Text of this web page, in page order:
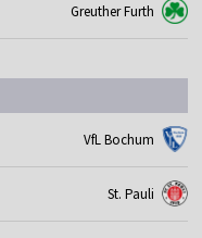
Greuther Furth
VfL Bochum
St. Pauli